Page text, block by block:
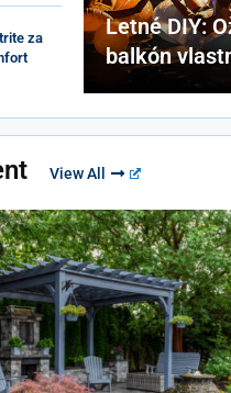
za
Letné DIY:
balkón
View All